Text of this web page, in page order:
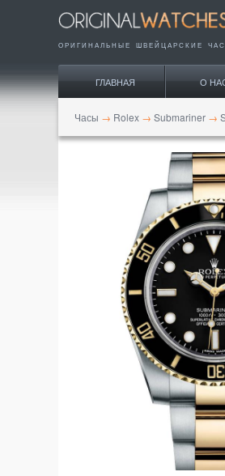
ОРИГИНАЛЬНЫЕ ШВЕЙЦАРСКИЕ
ГЛАВНАЯ О
Часы → Rolex → Submariner →